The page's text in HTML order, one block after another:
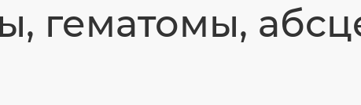
гематомы,